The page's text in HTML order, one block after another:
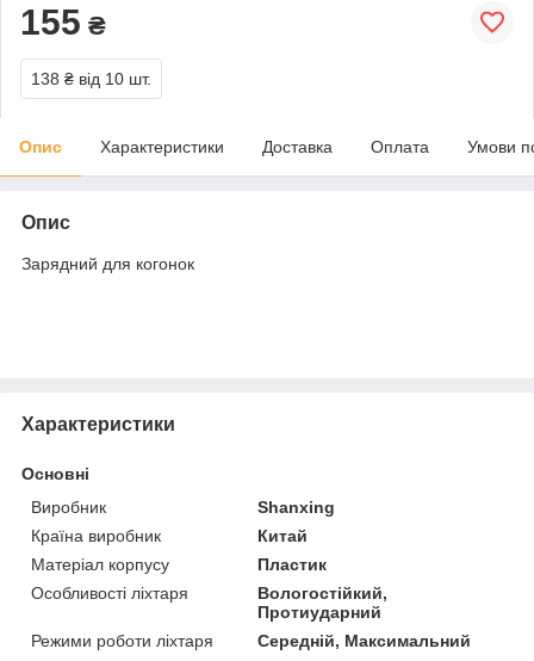
155 ₴
138 ₴ від 10 шт.
Опис Характеристики Доставка Оплата Умови
Опис
Зарядний для когонок
Характеристики
Основні
Виробник
Shanxing
Країна виробник
Китай
Матеріал корпусу
Пластик
Особливості ліхтаря
Вологостійкий,
Протиударний
Режими роботи ліхтаря
Середній, Максимальний